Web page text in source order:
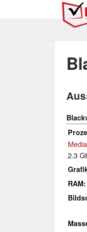
2.3
RAM